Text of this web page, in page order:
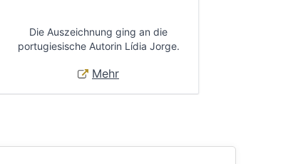
Die Auszeichnung ging an die
portugiesische Autorin Lídia Jorge.
Mehr